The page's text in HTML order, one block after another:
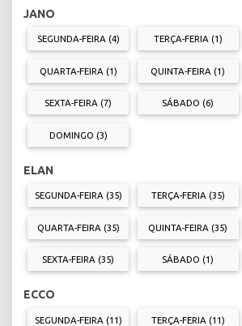
JANO
SEGUNDA-FEIRA (4) TERÇA-FERIA (1)
QUARTA-FEIRA (1) QUINTA-FEIRA (1)
SEXTA-FEIRA (7) SÁBADO (6)
DOMINGO (3)
ELAN
SEGUNDA-FEIRA (35) TERÇA-FERIA (35)
QUARTA-FEIRA (35) QUINTA-FEIRA (35)
SEXTA-FEIRA (35) SÁBADO (1)
ECCO
SEGUNDA-FEIRA (11) TERÇA-FERIA (11)